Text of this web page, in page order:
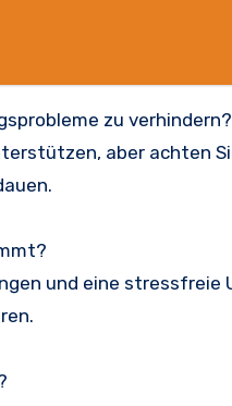
zu verhindern?
aber achten
und eine stressfreie